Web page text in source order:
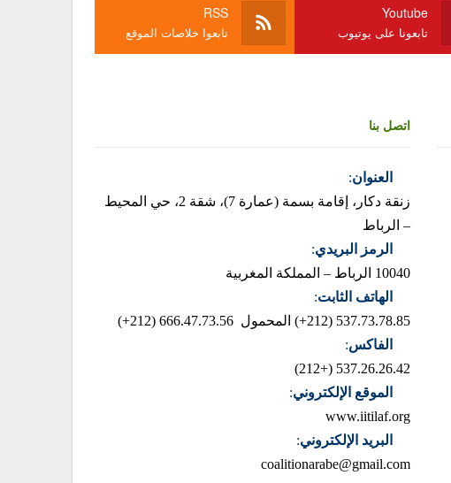
Youtube
تابعونا على يوتيوب
RSS
تابعوا خلاصات الموقع
اتصل بنا
العنوان:
زنقة دكار، إقامة بسمة (عمارة 7)، شقة 2، حي المحيط
– الرباط
الرمز البريدي:
10040 الرباط – المملكة المغربية
الهاتف الثابت:
537.73.78.85 (212+)
المحمول 666.47.73.56 (212+)
الفاكس:
537.26.26.42 (+212)
الموقع الإلكتروني:
www.iitilaf.org
البريد الإلكتروني:
coalitionarabe@gmail.com